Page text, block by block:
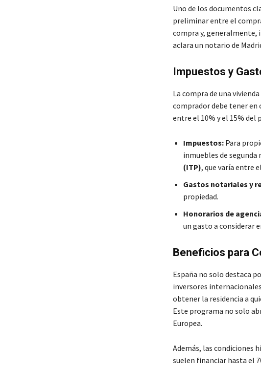
Uno de los documentos
preliminar entre el
compra y, generalmente,
aclara un notario de
Impuestos y
La compra de una
comprador debe tener en
entre el 10% y el 15% del
Impuestos:Para
inmuebles de segunda
(ITP), que varía entre
Gastos notariales y
propiedad.
Honorarios de
un gasto a considerar
Beneficios para
España no solo destaca
inversores
obtener la residencia a
Este programa no solo
Europea.
Además, las condiciones
suelen financiar hasta el